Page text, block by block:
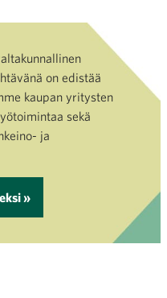
on edistää
kaupan yritysten
sekä
ja
»